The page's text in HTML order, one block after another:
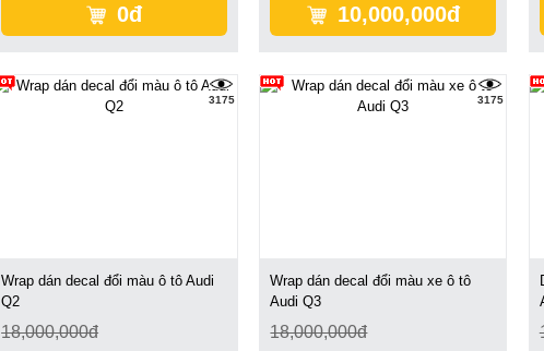
0đ 10,000,000đ
3175
Wrap dán decal đổi màu ô tô Audi
Q2
18,000,000đ
3175
Wrap dán decal đổi màu xe ô tô
Audi Q3
18,000,000đ